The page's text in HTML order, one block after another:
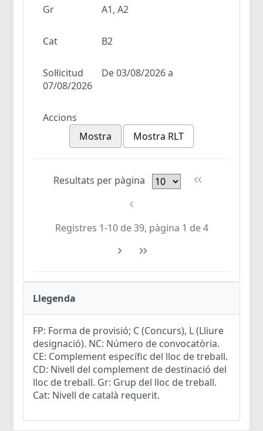
Gr A1, A2
Cat B2
Sol·licitud
De 03/08/2026 a
07/08/2026
Accions
Mostra
Mostra RLT
Resultats per pàgina
Registres 1-10 de 39, pàgina 1 de 4
Llegenda
FP: Forma de provisió; C (Concurs), L (Lliure
designació). NC: Número de convocatòria.
CE: Complement específic del lloc de treball.
CD: Nivell del complement de destinació del
lloc de treball. Gr: Grup del lloc de treball.
Cat: Nivell de català requerit.